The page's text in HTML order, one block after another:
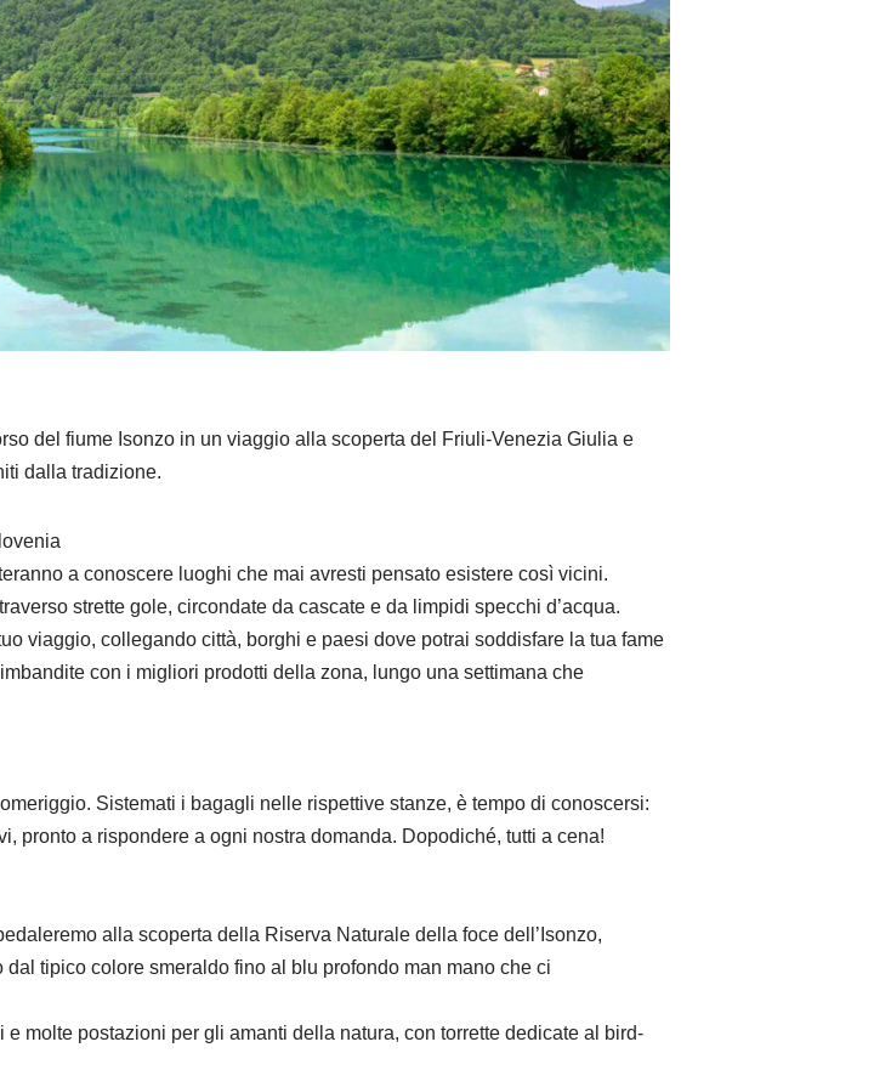
del fiume Isonzo in un viaggio alla scoperta del Friuli-Venezia Giulia e
dalla tradizione.
a conoscere luoghi che mai avresti pensato esistere così vicini.
strette gole, circondate da cascate e da limpidi specchi d’acqua.
viaggio, collegando città, borghi e paesi dove potrai soddisfare la tua fame
con i migliori prodotti della zona, lungo una settimana che
Sistemati i bagagli nelle rispettive stanze, è tempo di conoscersi:
pronto a rispondere a ogni nostra domanda. Dopodiché, tutti a cena!
alla scoperta della Riserva Naturale della foce dell’Isonzo,
tipico colore smeraldo fino al blu profondo man mano che ci
molte postazioni per gli amanti della natura, con torrette dedicate al bird-